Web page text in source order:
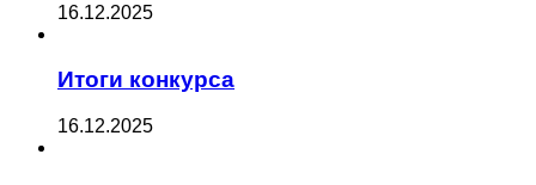
16.12.2025
Итоги конкурса
16.12.2025